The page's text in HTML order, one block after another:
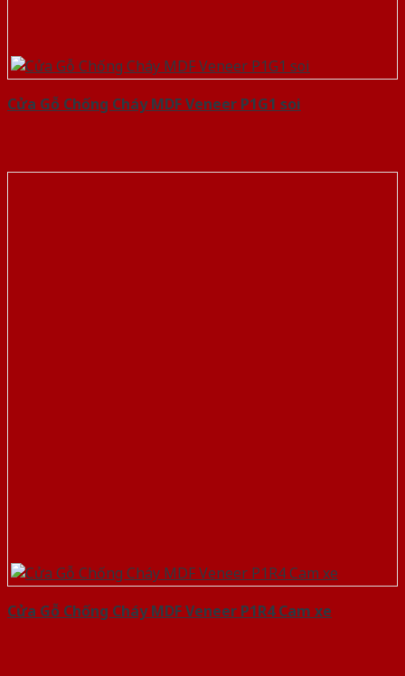
Cửa Gỗ Chống Cháy MDF Veneer P1G1 soi
Cửa Gỗ Chống Cháy MDF Veneer P1R4 Cam xe